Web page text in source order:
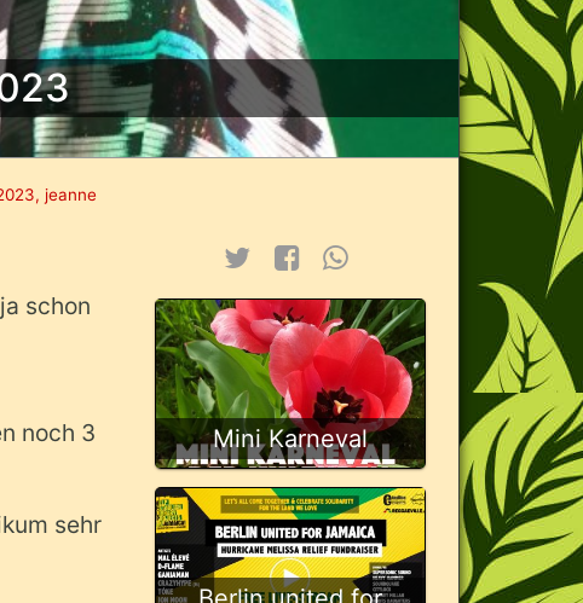
jeanne
schon
noch 3
sehr
Mini Karneval